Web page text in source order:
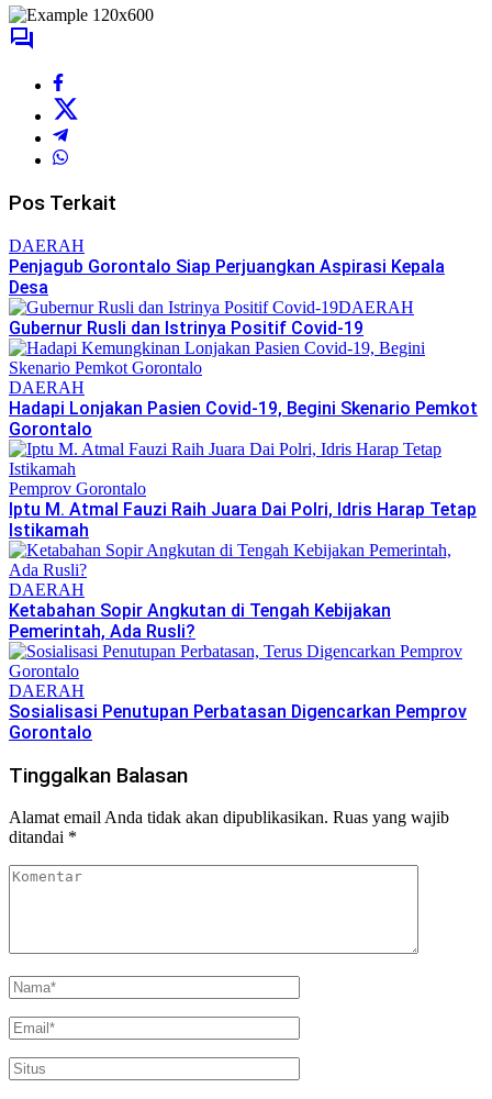
Pos Terkait
DAERAH
Penjagub Gorontalo Siap Perjuangkan Aspirasi Kepala
Desa
DAERAH
Gubernur Rusli dan Istrinya Positif Covid-19
DAERAH
Hadapi Lonjakan Pasien Covid-19, Begini Skenario Pemkot
Gorontalo
Pemprov Gorontalo
Iptu M. Atmal Fauzi Raih Juara Dai Polri, Idris Harap Tetap
Istikamah
DAERAH
Ketabahan Sopir Angkutan di Tengah Kebijakan
Pemerintah, Ada Rusli?
DAERAH
Sosialisasi Penutupan Perbatasan Digencarkan Pemprov
Gorontalo
Tinggalkan Balasan
Alamat email Anda tidak akan dipublikasikan. Ruas yang wajib
ditandai *